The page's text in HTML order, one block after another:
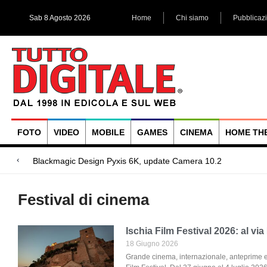
Sab 8 Agosto 2026 Home Chi siamo
FOTO VIDEO MOBILE GAMES CINEMA HOME
Megadap M2RF,
Blackmagic Design UltraStudio Express 3G, due accessori ad
Arri Rental, evoluzioni in arrivo
Festival di cinema
Ischia Film Festival 2026: al via
18 Giugno 2026
Grande cinema, internazionale, anteprime